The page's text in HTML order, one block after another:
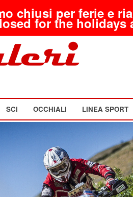
chiusi per ferie e
for the
SCI OCCHIALI LINEA SPORT